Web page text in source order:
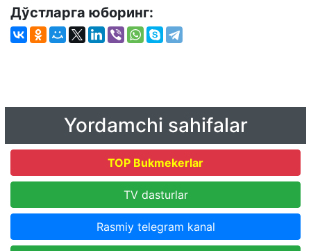
Дўстларга юборинг:
Yordamchi sahifalar
TOP Bukmekerlar
TV dasturlar
Rasmiy telegram kanal